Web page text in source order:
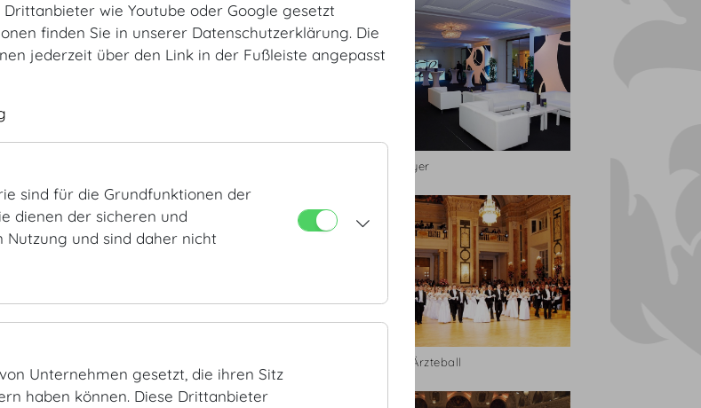
Foto Fayer
Wiener Ärzteball
Drittanbieter wie Youtube oder Google gesetzt
finden Sie in unserer Datenschutzerklärung. Die
jederzeit über den Link in der Fußleiste angepasst
sind für die Grundfunktionen der
dienen der sicheren und
und sind daher nicht
Unternehmen gesetzt, die ihren Sitz
haben können. Diese Drittanbieter